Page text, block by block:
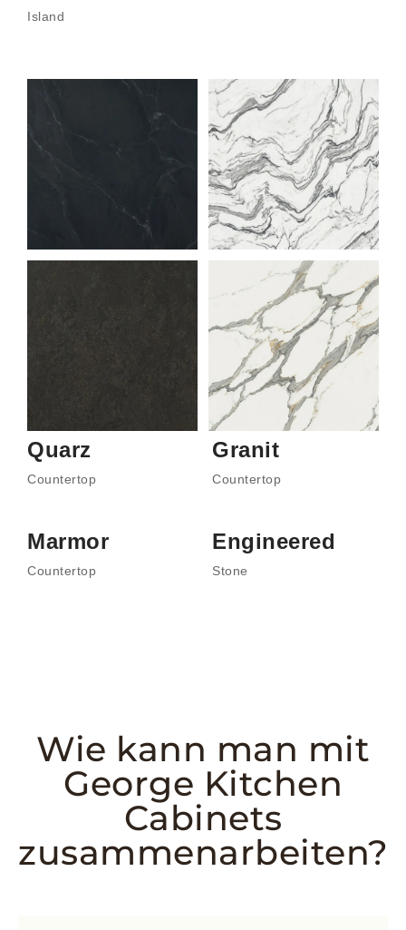
Island
Quarz
Countertop
Granit
Countertop
Marmor
Countertop
Engineered
Stone
Wie kann man mit
George Kitchen
Cabinets
zusammenarbeiten?